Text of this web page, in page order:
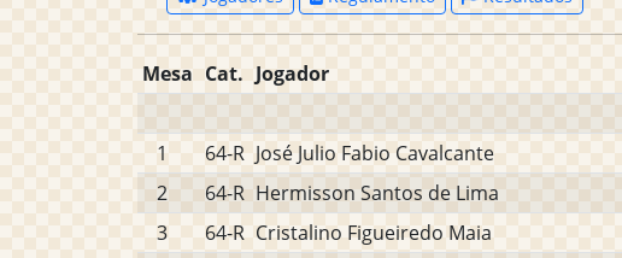
Mesa Cat. Jogador
1
64-R José Julio Fabio Cavalcante
2
64-R Hermisson Santos de Lima
3
64-R Cristalino Figueiredo Maia